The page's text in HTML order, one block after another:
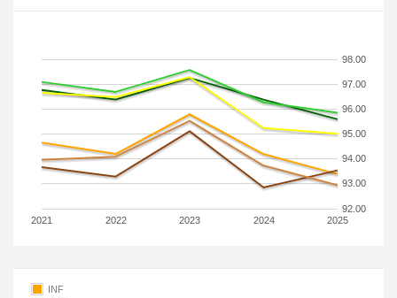
2021 2022 2023 2024 2025
92.00
93.00
94.00
95.00
96.00
97.00
98.00
INF